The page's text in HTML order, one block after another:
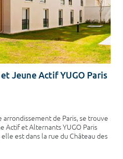
Jeune Actif YUGO Paris
de Paris, se trouve
Actif et Alternants YUGO Paris
est dans la rue du Château des